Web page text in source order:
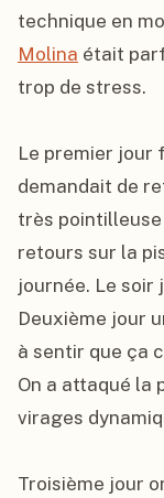
technique en
Molina était
trop de stress.
Le premier jour
demandait de
très
retours sur la
journée. Le soir
Deuxième jour
à sentir que ça
On a attaqué la
virages
Troisième jour